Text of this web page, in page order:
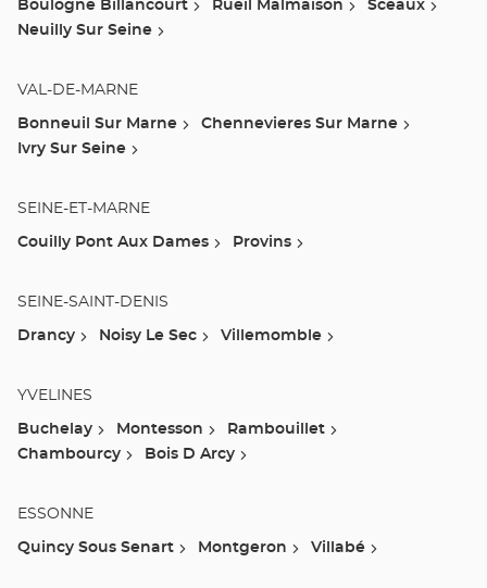
Boulogne Billancourt Rueil Malmaison
Sceaux
Neuilly Sur Seine
VAL-DE-MARNE
Bonneuil Sur Marne
Chennevieres Sur Marne
Ivry Sur Seine
SEINE-ET-MARNE
Couilly Pont Aux Dames Provins
SEINE-SAINT-DENIS
Drancy Noisy Le Sec Villemomble
YVELINES
Buchelay Montesson
Rambouillet
Chambourcy
Bois D Arcy
ESSONNE
Quincy Sous Senart Montgeron Villabé